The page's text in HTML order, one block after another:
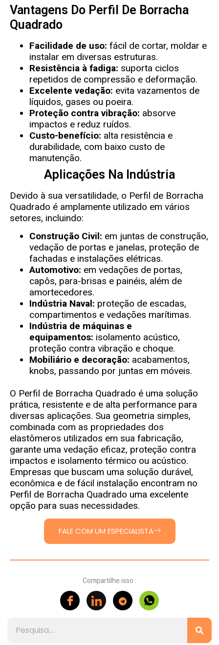
Vantagens Do Perfil De Borracha
Quadrado
Facilidade de uso: fácil de cortar, moldar e
instalar em diversas estruturas.
Resistência à fadiga: suporta ciclos
repetidos de compressão e deformação.
Excelente vedação: evita vazamentos de
líquidos, gases ou poeira.
Proteção contra vibração: absorve
impactos e reduz ruídos.
Custo-benefício: alta resistência e
durabilidade, com baixo custo de
manutenção.
Aplicações Na Indústria
Devido à sua versatilidade, o Perfil de Borracha
Quadrado é amplamente utilizado em vários
setores, incluindo:
Construção Civil: em juntas de construção,
vedação de portas e janelas, proteção de
fachadas e instalações elétricas.
Automotivo: em vedações de portas,
capôs, para-brisas e painéis, além de
amortecedores.
Indústria Naval: proteção de escadas,
compartimentos e vedações marítimas.
Indústria de máquinas e
equipamentos: isolamento acústico,
proteção contra vibração e choque.
Mobiliário e decoração: acabamentos,
knobs, passando por juntas em móveis.
O Perfil de Borracha Quadrado é uma solução
prática, resistente e de alta performance para
diversas aplicações. Sua geometria simples,
combinada com as propriedades dos
elastômeros utilizados em sua fabricação,
garante uma vedação eficaz, proteção contra
impactos e isolamento térmico ou acústico.
Empresas que buscam uma solução durável,
econômica e de fácil instalação encontram no
Perfil de Borracha Quadrado uma excelente
opção para suas necessidades.
FALE COM UM ESPECIALISTA
Compartilhe isso :